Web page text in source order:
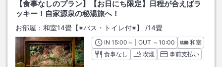
【食事なしのプラン】【お日にち限定】日程が合えばラ
ッキー！自家源泉の秘湯旅へ！
お部屋： 和室14畳【※バス・トイレ付※】 /14畳
INチェックイン
15:00 ～ | OUT チェックアウト
～10:00
和室
食事なし
喫煙 事前支払い